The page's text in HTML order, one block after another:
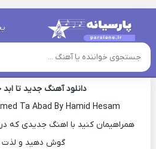
خانه » دانلود آهنگ جدید
اهنگ حمید حسام تا ابد جدید
دانلود آهنگ جدید تا
Ta Abad By Hamid Hesam
همراهیمان کنید با اهنگ جدیدی که
گوش دهید و لذت